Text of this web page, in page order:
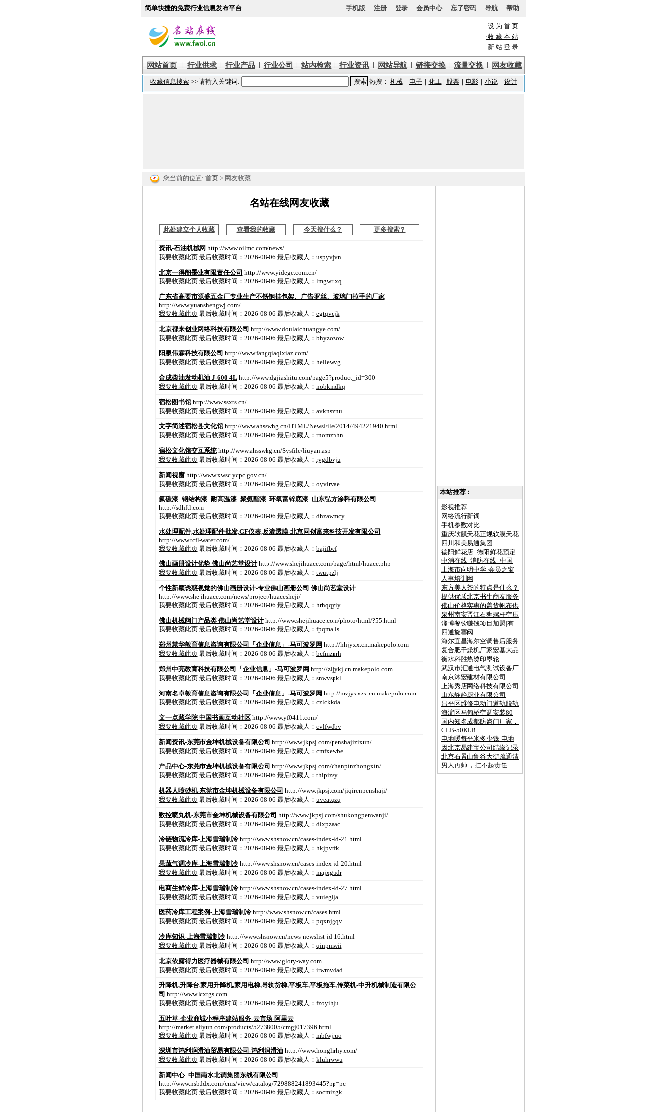
简单快捷的免费行业信息发布平台 ·手机版 ·注册·登录·会员中心·忘了密码·导航·帮助
·设 为 首 页
·收 藏 本 站
·新 站 登 录
网站首页 | 行业供求 | 行业产品 | 行业公司 | 站内检索 | 行业资讯 | 网站导航 | 链接交换 | 流量交换 | 网友收藏
您当前的位置: 首页 > 网友收藏
名站在线网友收藏
此处建立个人收藏 查看我的收藏 今天搜什么？ 更多搜索？
资讯-石油机械网 http://www.oilmc.com/news/
我要收藏此页 最后收藏时间：2026-08-06 最后收藏人： uspyvjvn
北京一得阁墨业有限责任公司 http://www.yidege.com.cn/
我要收藏此页 最后收藏时间：2026-08-06 最后收藏人： lmgwrlxq
广东省高要市源盛五金厂专业生产不锈钢挂包架、广告罗丝、玻璃门拉手的厂家
http://www.yuanshengwj.com/
我要收藏此页 最后收藏时间：2026-08-06 最后收藏人： egtqvcjk
北京都来创业网络科技有限公司 http://www.doulaichuangye.com/
我要收藏此页 最后收藏时间：2026-08-06 最后收藏人： bhyzozow
阳泉伟霖科技有限公司 http://www.fangqiaqlxiaz.com/
我要收藏此页 最后收藏时间：2026-08-06 最后收藏人： hellewvg
合成柴油发动机油 J-600 4L http://www.dgjiashitu.com/page5?product_id=300
我要收藏此页 最后收藏时间：2026-08-06 最后收藏人： nobkmdkq
宿松图书馆 http://www.ssxts.cn/
我要收藏此页 最后收藏时间：2026-08-06 最后收藏人： avknsvnu
文字简述宿松县文化馆 http://www.ahsswhg.cn/HTML/NewsFile/2014/494221940.html
我要收藏此页 最后收藏时间：2026-08-06 最后收藏人： rnomznhn
宿松文化馆交互系统 http://www.ahsswhg.cn/Sysfile/liuyan.asp
我要收藏此页 最后收藏时间：2026-08-06 最后收藏人： rygdbvju
新闻视窗 http://www.xwsc.ycpc.gov.cn/
我要收藏此页 最后收藏时间：2026-08-06 最后收藏人： oyvlrvae
氟碳漆_钢结构漆_耐高温漆_聚氨酯漆_环氧富锌底漆_山东弘方涂料有限公司
http://sdhftl.com
我要收藏此页 最后收藏时间：2026-08-06 最后收藏人： dhzawmcy
水处理配件,水处理配件批发,GF仪表,反渗透膜-北京同创富来科技开发有限公司
http://www.tcfl-water.com/
我要收藏此页 最后收藏时间：2026-08-06 最后收藏人： bajifbef
佛山画册设计优势 佛山尚艺堂设计 http://www.shejihuace.com/page/html/huace.php
我要收藏此页 最后收藏时间：2026-08-06 最后收藏人： twutpzlj
个性新颖诱惑视觉的佛山画册设计-专业佛山画册公司 佛山尚艺堂设计
http://www.shejihuace.com/news/project/huacesheji/
我要收藏此页 最后收藏时间：2026-08-06 最后收藏人： hrhqqyiy
佛山机械阀门产品类 佛山尚艺堂设计 http://www.shejihuace.com/photo/html/?55.html
我要收藏此页 最后收藏时间：2026-08-06 最后收藏人： fpqmalls
郑州慧华教育信息咨询有限公司「企业信息」-马可波罗网 http://hhjyxx.cn.makepolo.com
我要收藏此页 最后收藏时间：2026-08-06 最后收藏人： bcfmznrh
郑州中亮教育科技有限公司「企业信息」-马可波罗网 http://zljykj.cn.makepolo.com
我要收藏此页 最后收藏时间：2026-08-06 最后收藏人： snwvspkl
河南名卓教育信息咨询有限公司「企业信息」-马可波罗网 http://mzjyxxzx.cn.makepolo.com
我要收藏此页 最后收藏时间：2026-08-06 最后收藏人： czlckkda
文一点藏学院 中国书画互动社区 http://www.yf0411.com/
我要收藏此页 最后收藏时间：2026-08-06 最后收藏人： cvlfwdbv
新闻资讯-东莞市金坤机械设备有限公司 http://www.jkpsj.com/penshajizixun/
我要收藏此页 最后收藏时间：2026-08-06 最后收藏人： cmfxewbe
产品中心-东莞市金坤机械设备有限公司 http://www.jkpsj.com/chanpinzhongxin/
我要收藏此页 最后收藏时间：2026-08-06 最后收藏人： thipizsy
机器人喷砂机-东莞市金坤机械设备有限公司 http://www.jkpsj.com/jiqirenpenshaji/
我要收藏此页 最后收藏时间：2026-08-06 最后收藏人： uveatqzq
数控喷丸机-东莞市金坤机械设备有限公司 http://www.jkpsj.com/shukongpenwanji/
我要收藏此页 最后收藏时间：2026-08-06 最后收藏人： dlxpzaac
冷链物流冷库-上海雪瑞制冷 http://www.shsnow.cn/cases-index-id-21.html
我要收藏此页 最后收藏时间：2026-08-06 最后收藏人： hkjpvtfk
果蔬气调冷库-上海雪瑞制冷 http://www.shsnow.cn/cases-index-id-20.html
我要收藏此页 最后收藏时间：2026-08-06 最后收藏人： majxgudr
电商生鲜冷库-上海雪瑞制冷 http://www.shsnow.cn/cases-index-id-27.html
我要收藏此页 最后收藏时间：2026-08-06 最后收藏人： vuieglja
医药冷库工程案例-上海雪瑞制冷 http://www.shsnow.cn/cases.html
我要收藏此页 最后收藏时间：2026-08-06 最后收藏人： pqxnjgqv
冷库知识-上海雪瑞制冷 http://www.shsnow.cn/news-newslist-id-16.html
我要收藏此页 最后收藏时间：2026-08-06 最后收藏人： qinpmwii
北京依露得力医疗器械有限公司 http://www.glory-way.com
我要收藏此页 最后收藏时间：2026-08-06 最后收藏人： irwmvdad
升降机,升降台,家用升降机,家用电梯,导轨货梯,平板车,平板拖车,传菜机-中升机械制造有限公
司 http://www.lcxtgs.com
我要收藏此页 最后收藏时间：2026-08-06 最后收藏人： fzoyihju
五叶草-企业商城小程序建站服务-云市场-阿里云
http://market.aliyun.com/products/52738005/cmgj017396.html
我要收藏此页 最后收藏时间：2026-08-06 最后收藏人： mbfwjruo
深圳市鸿利润滑油贸易有限公司-鸿利润滑油 http://www.honglirhy.com/
我要收藏此页 最后收藏时间：2026-08-06 最后收藏人： kluhrwwu
新闻中心_中国南水北调集团东线有限公司
http://www.nsbddx.com/cms/view/catalog/729888241893445?pp=pc
我要收藏此页 最后收藏时间：2026-08-06 最后收藏人： socmixgk
本站推荐：
影视推荐
网络流行新词
手机参数对比
重庆软膜天花正规软膜天花
四川和美易通集团
德阳鲜花店_德阳鲜花预定
中消在线_消防在线_中国
上海市向明中学-会员之窗
人事培训网
东方美人茶的特点是什么？
提供优质北京书生商友服务
佛山价格实惠的盖货帆布供
泉州南安晋江石狮螺杆空压
淄博餐饮赚钱项目加盟|有
四通旋塞阀
海尔宜昌海尔空调售后服务
复合肥干燥机厂家宏基大品
衡水科胜热烫印墨轮
武汉市汇通电气测试设备厂
南京沐宏建材有限公司
上海秀店网络科技有限公司
山东静静厨业有限公司
昌平区维修电动门道轨脱轨
海淀区马甸桥空调安装80
国内知名成都防盗门厂家，
CLB-50KLB
电地暖每平米多少钱-电地
因北京易建宝公司结缘记录
北京石景山鲁谷大街疏通清
男人再帅 ，扛不起责任